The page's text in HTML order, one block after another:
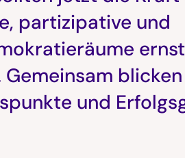
partizipative und
und